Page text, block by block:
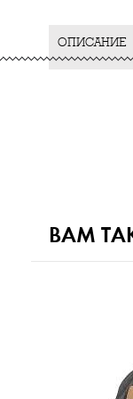
ОПИСАНИЕ
ВАМ